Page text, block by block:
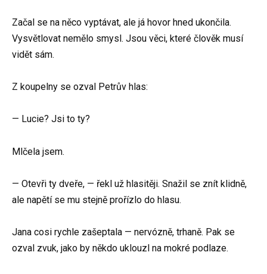
Začal se na něco vyptávat, ale já hovor hned ukončila.
Vysvětlovat nemělo smysl. Jsou věci, které člověk musí
vidět sám.
Z koupelny se ozval Petrův hlas:
— Lucie? Jsi to ty?
Mlčela jsem.
— Otevři ty dveře, — řekl už hlasitěji. Snažil se znít klidně,
ale napětí se mu stejně prořízlo do hlasu.
Jana cosi rychle zašeptala — nervózně, trhaně. Pak se
ozval zvuk, jako by někdo uklouzl na mokré podlaze.